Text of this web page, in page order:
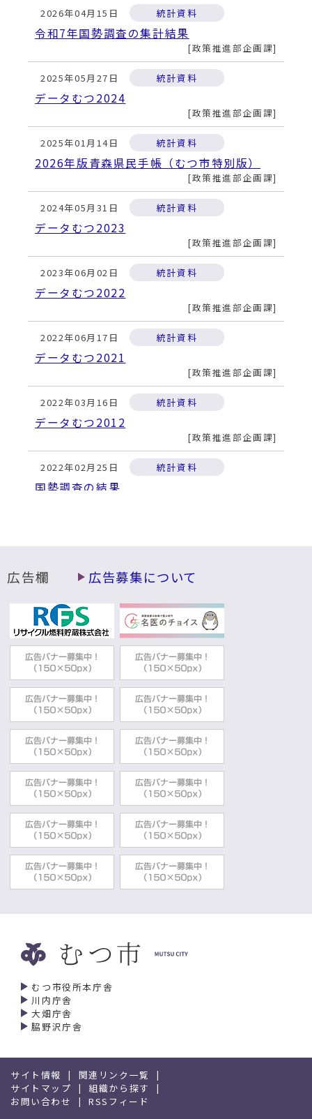
2026年04月15日 統計資料
令和7年国勢調査の集計結果
政策推進部企画課
2025年05月27日 統計資料
データむつ2024
政策推進部企画課
2025年01月14日 統計資料
2026年版青森県民手帳（むつ市特別版）
政策推進部企画課
2024年05月31日 統計資料
データむつ2023
政策推進部企画課
2023年06月02日 統計資料
データむつ2022
政策推進部企画課
2022年06月17日 統計資料
データむつ2021
政策推進部企画課
2022年03月16日 統計資料
データむつ2012
政策推進部企画課
2022年02月25日 統計資料
国勢調査の結果
データむつ2018
政策推進部企画課
2022年02月07日 統計資料
データむつ2019
政策推進部企画課
2022年02月07日 統計資料
データむつ2017
政策推進部企画課
2022年02月07日 統計資料
データむつ2012
政策推進部企画課
2022年02月07日 統計資料
データむつ2014
政策推進部企画課
データむつ2013
2022年02月07日
データむつ2011
住民基本台帳（人口集計表）アーカイブス
広告欄 広告募集について
むつ市役所本庁舎
川内庁舎
大畑庁舎
脇野沢庁舎
サイト情報
関連リンク一覧
サイトマップ
組織から探す
お問い合わせ
RSSフィード